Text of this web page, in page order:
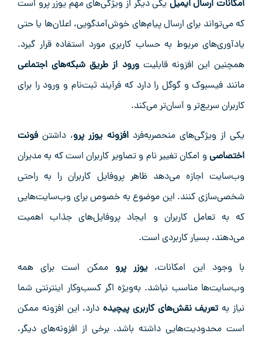
امکانات ارسال ایمیل یکی دیگر از ویژگی‌های مهم یوزر پرو است
که می‌تواند برای ارسال پیام‌های خوش‌آمدگویی، اعلان‌ها یا حتی
یادآوری‌های مربوط به حساب کاربری مورد استفاده قرار گیرد.
همچنین این افزونه قابلیتورود از طریق شبکه‌های اجتماعی
مانند فیسبوک و گوگل را دارد که فرآیند ثبت‌نام و ورود را برای
کاربران سریع‌تر و آسان‌تر می‌کند.
یکی از ویژگی‌های منحصربه‌فردافزونه یوزر پرو، داشتنفونت
اختصاصی و امکان تغییر نام و تصاویر کاربران است که به مدیران
وب‌سایت اجازه می‌دهد ظاهر پروفایل کاربران را به راحتی
شخصی‌سازی کنند. این موضوع به خصوص برای وب‌سایت‌هایی
که به تعامل کاربران و ایجاد پروفایل‌های جذاب اهمیت
می‌دهند، بسیار کاربردی است.
با وجود این امکانات،یوزر پرو ممکن است برای همه
وب‌سایت‌ها مناسب نباشد. به‌ویژه اگر کسب‌وکار اینترنتی شما
نیاز بهتعریف نقش‌های کاربری پیچیدهدارد، این افزونه ممکن
است محدودیت‌هایی داشته باشد. برخی از افزونه‌های دیگر،